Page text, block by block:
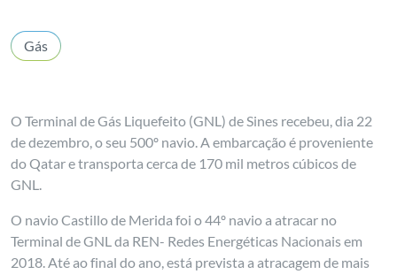
Gás
O Terminal de Gás Liquefeito (GNL) de Sines recebeu, dia 22
de dezembro, o seu 500º navio. A embarcação é proveniente
do Qatar e transporta cerca de 170 mil metros cúbicos de
GNL.
O navio Castillo de Merida foi o 44º navio a atracar no
Terminal de GNL da REN- Redes Energéticas Nacionais em
2018. Até ao final do ano, está prevista a atracagem de mais